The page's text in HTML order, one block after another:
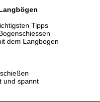
Tipps
dem Langbogen
und spannt